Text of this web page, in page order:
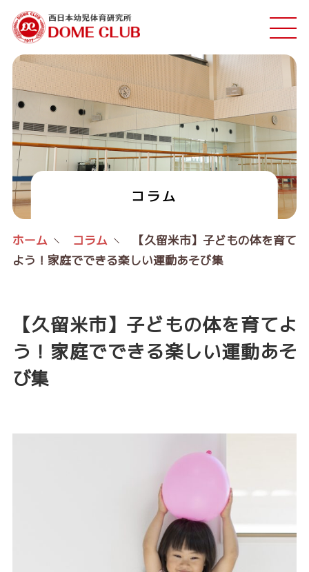
コラム
ホーム コラム
【久留米市】子どもの体を育て
よう！家庭でできる楽しい運動あそび集
【久留米市】子どもの体を育てよ
う！家庭でできる楽しい運動あそ
び集